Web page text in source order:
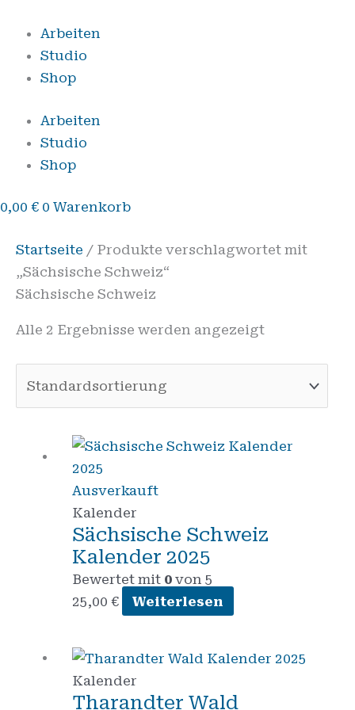
Inhalt
springen
Arbeiten
Studio
Shop
Arbeiten
Studio
Shop
0,00 € 0 Warenkorb
Startseite / Produkte verschlagwortet mit
„Sächsische Schweiz“
Sächsische Schweiz
Alle 2 Ergebnisse werden angezeigt
Ausverkauft
Kalender
Sächsische Schweiz
Kalender 2025
Bewertet mit 0 von 5
25,00 € Weiterlesen
Kalender
Tharandter Wald